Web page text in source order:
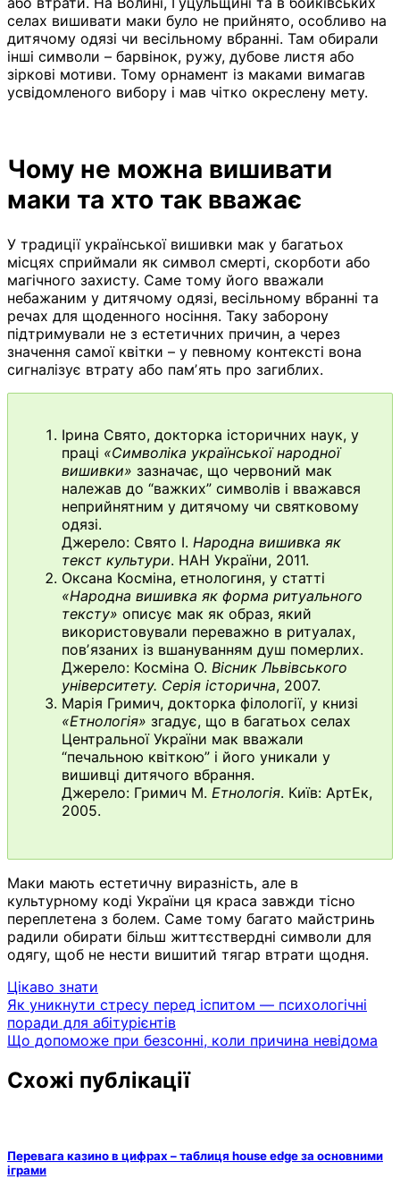
селах вишивати маки було не прийнято, особливо на
дитячому одязі чи весільному вбранні. Там обирали
інші символи – барвінок, ружу, дубове листя або
зіркові мотиви. Тому орнамент із маками вимагав
усвідомленого вибору і мав чітко окреслену мету.
Чому не можна вишивати
маки та хто так вважає
У традиції української вишивки мак у багатьох
місцях сприймали як символ смерті, скорботи або
магічного захисту. Саме тому його вважали
небажаним у дитячому одязі, весільному вбранні та
речах для щоденного носіння. Таку заборону
підтримували не з естетичних причин, а через
значення самої квітки – у певному контексті вона
сигналізує втрату або памʼять про загиблих.
Ірина Свято, докторка історичних наук, у
праці «Символіка української народної
вишивки» зазначає, що червоний мак
належав до “важких” символів і вважався
неприйнятним у дитячому чи святковому
одязі.
Джерело: Свято І. Народна вишивка як
текст культури. НАН України, 2011.
Оксана Косміна, етнологиня, у статті
«Народна вишивка як форма ритуального
тексту» описує мак як образ, який
використовували переважно в ритуалах,
повʼязаних із вшануванням душ померлих.
Джерело: Косміна О. Вісник Львівського
університету. Серія історична, 2007.
Марія Гримич, докторка філології, у книзі
«Етнологія» згадує, що в багатьох селах
Центральної України мак вважали
“печальною квіткою” і його уникали у
вишивці дитячого вбрання.
Джерело: Гримич М. Етнологія. Київ: АртЕк,
2005.
Маки мають естетичну виразність, але в
культурному коді України ця краса завжди тісно
переплетена з болем. Саме тому багато майстринь
радили обирати більш життєствердні символи для
одягу, щоб не нести вишитий тягар втрати щодня.
Цікаво знати
Навігація
записів
Як уникнути стресу перед іспитом — психологічні
поради для абітурієнтів
Що допоможе при безсонні, коли причина невідома
Схожі публікації
Перевага казино в цифрах – таблиця house edge за основними
іграми